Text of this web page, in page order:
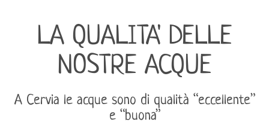
LA QUALITA' DELLE
NOSTRE ACQUE
A Cervia le acque sono di qualità “eccellente”
e “buona”